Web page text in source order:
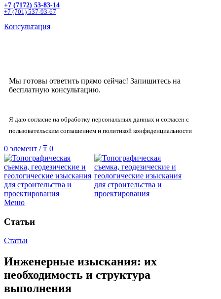
+7 (7172) 53-83-14
+7 (701) 537-93-67
Консультация
Мы готовы ответить прямо сейчас! Запишитесь на
бесплатную консультацию.
Я даю согласие на обработку персональных данных и согласен с
пользовательским соглашением и политикой конфиденциальности
0 элемент / ₸ 0
Меню
Статьи
Статьи
Инженерные изыскания: их
необходимость и структура
выполнения